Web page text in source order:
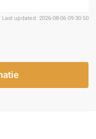
Last updated: 2026-08-06 09:30:50